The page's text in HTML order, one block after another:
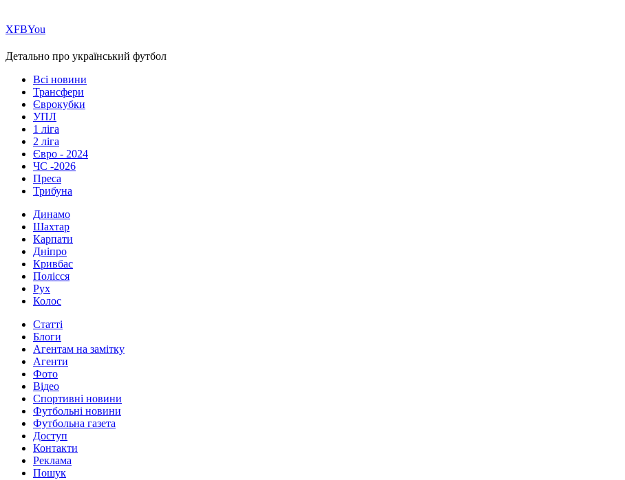
ХFBYou
Детально про український футбол
Всі новини
Трансфери
Єврокубки
УПЛ
1 ліга
2 ліга
Євро - 2024
ЧС -2026
Преса
Трибуна
Динамо
Шахтар
Карпати
Дніпро
Кривбас
Полісся
Рух
Колос
Статті
Блоги
Агентам на замітку
Агенти
Фото
Відео
Спортивні новини
Футбольні новини
Футбольна газета
Доступ
Контакти
Реклама
Пошук